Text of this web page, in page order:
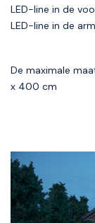
LED-line in de
LED-line in de
De maximale
x 400 cm